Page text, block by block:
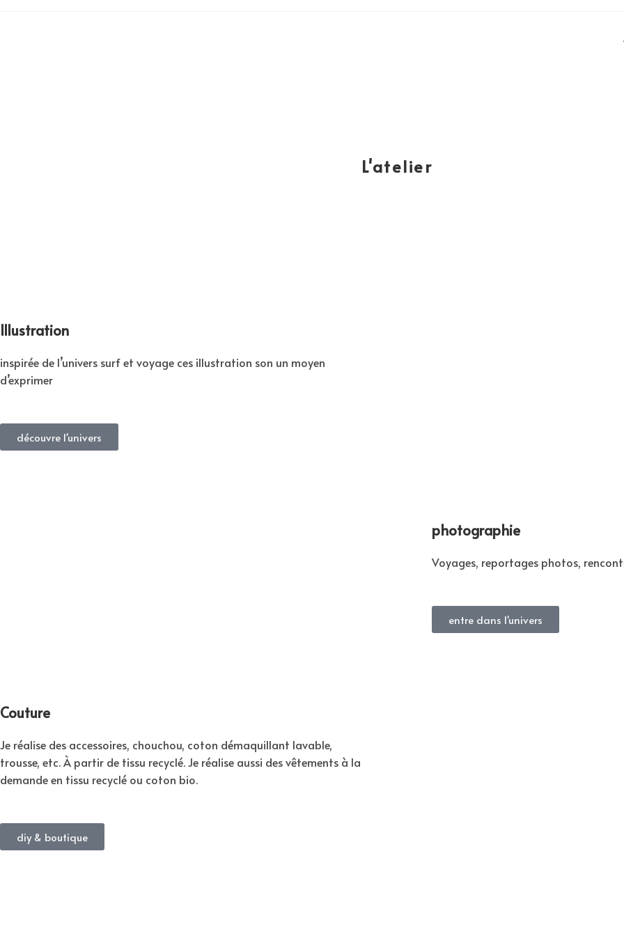
L'atelier
Illustration
inspirée de l’univers surf et voyage ces illustration son un moyen
d’exprimer
découvre l'univers
photographie
Voyages, reportages photos,
entre dans l'univers
Couture
Je réalise des accessoires, chouchou, coton démaquillant lavable,
trousse, etc. À partir de tissu recyclé. Je réalise aussi des vêtements à la
demande en tissu recyclé ou coton bio.
diy & boutique